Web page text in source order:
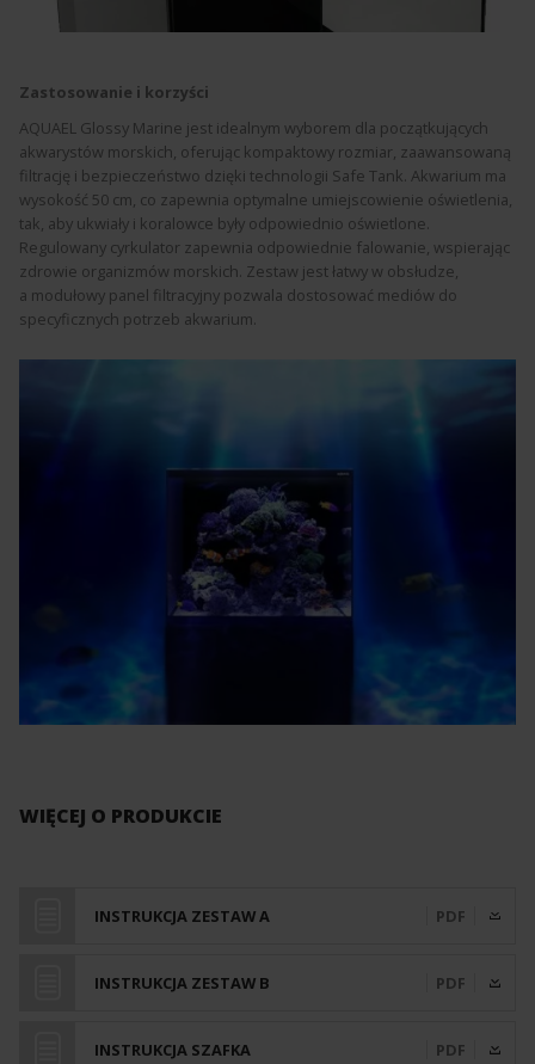
Zastosowanie i korzyści
AQUAEL Glossy Marine jest idealnym wyborem dla początkujących
akwarystów morskich, oferując kompaktowy rozmiar, zaawansowaną
filtrację i bezpieczeństwo dzięki technologii Safe Tank. Akwarium ma
wysokość 50 cm, co zapewnia optymalne umiejscowienie oświetlenia,
tak, aby ukwiały i koralowce były odpowiednio oświetlone.
Regulowany cyrkulator zapewnia odpowiednie falowanie, wspierając
zdrowie organizmów morskich. Zestaw jest łatwy w obsłudze,
a modułowy panel filtracyjny pozwala dostosować mediów do
specyficznych potrzeb akwarium.
WIĘCEJ O PRODUKCIE
INSTRUKCJA ZESTAW A PDF
INSTRUKCJA ZESTAW B PDF
INSTRUKCJA SZAFKA PDF